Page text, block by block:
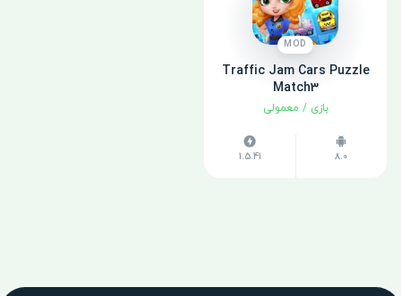
MOD
Traffic Jam Cars Puzzle
Match3
بازی / معمولی
8.0
1.5.41